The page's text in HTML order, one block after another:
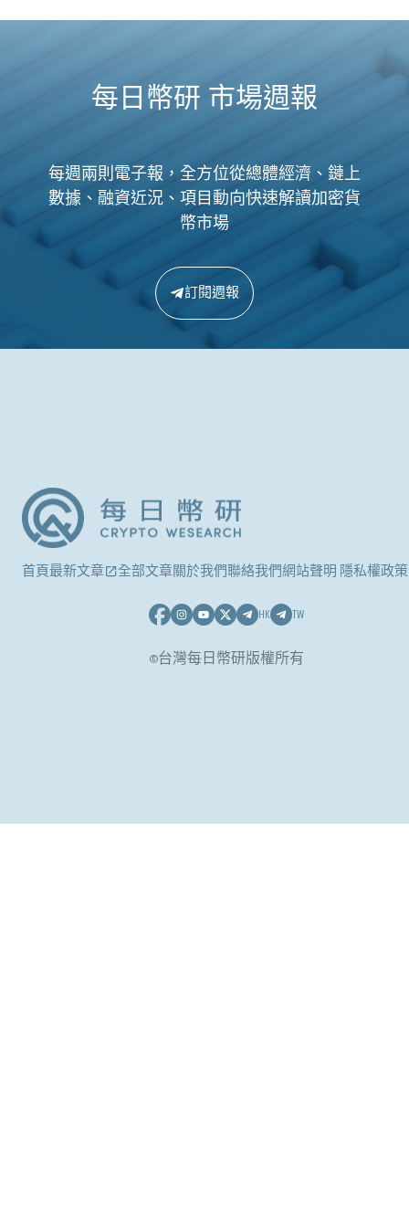
每日幣研 市場週報
每週兩則電子報，全方位從總體經濟、鏈上
數據、融資近況、項目動向快速解讀加密貨
幣市場
訂閱週報
首頁最新文章 全部文章關於我們聯絡我們網站聲明 隱私權政策
HK TW
©台灣每日幣研版權所有